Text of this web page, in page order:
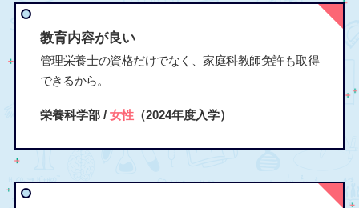
教育内容が良い
管理栄養士の資格だけでなく、家庭科教師免許も取得
できるから。
栄養科学部 / 女性（2024年度入学）